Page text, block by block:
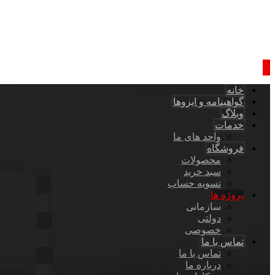
خانه
گواهینامه و ایزوها
وبلاگ
خدمات
واحد های ما
فروشگاه
محصولات
سبد خرید
تسویه حساب
پروژه ها
سازمانی
دولتی
خصوصی
تماس با ما
تماس با ما
درباره ما